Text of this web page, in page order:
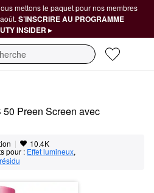
mettons le paquet pour nos membres
S’INSCRIRE AU PROGRAMME
INSIDER ▸
Preen Screen avec
| 10.4K
pour : Effet lumineux,